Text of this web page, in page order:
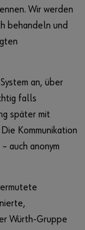
Wir werden
behandeln und
System an, über
falls
später mit
Kommunikation
auch anonym
Würth-Gruppe